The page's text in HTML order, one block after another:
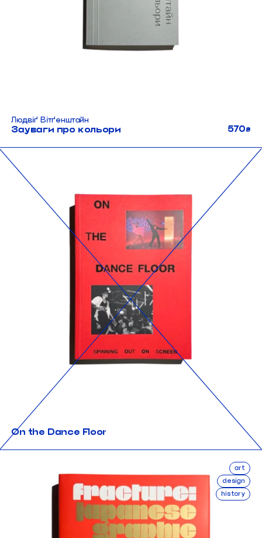
Людвіґ Вітґенштайн
Зауваги про кольори 570₴
On the Dance Floor
art
design
history